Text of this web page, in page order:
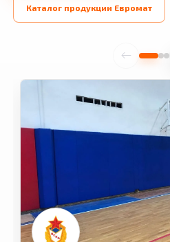
Каталог продукции Евромат